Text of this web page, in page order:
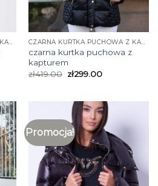
CZARNA KURTKA PUCHOWA Z KAPTUREM CZARNA KURTKA PUCHOWA Z KAPTUREM
czarna kurtka puchowa z
kapturem
zł419.00 zł299.00
Promocja!